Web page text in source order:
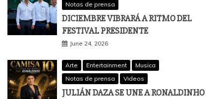
Notas de prensa
DICIEMBRE VIBRARÁ A RITMO DEL
FESTIVAL PRESIDENTE
June 24, 2026
Arte Entertainment
Musica
Notas de prensa
Videos
JULIÁN DAZA SE UNE A RONALDINHO